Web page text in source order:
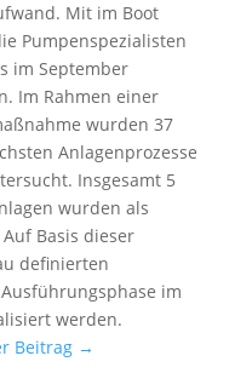
Mit im Boot
Pumpenspezialisten
im September
Im Rahmen einer
wurden 37
Anlagenprozesse
Insgesamt 5
wurden als
Basis dieser
definierten
im
werden.
Beitrag →